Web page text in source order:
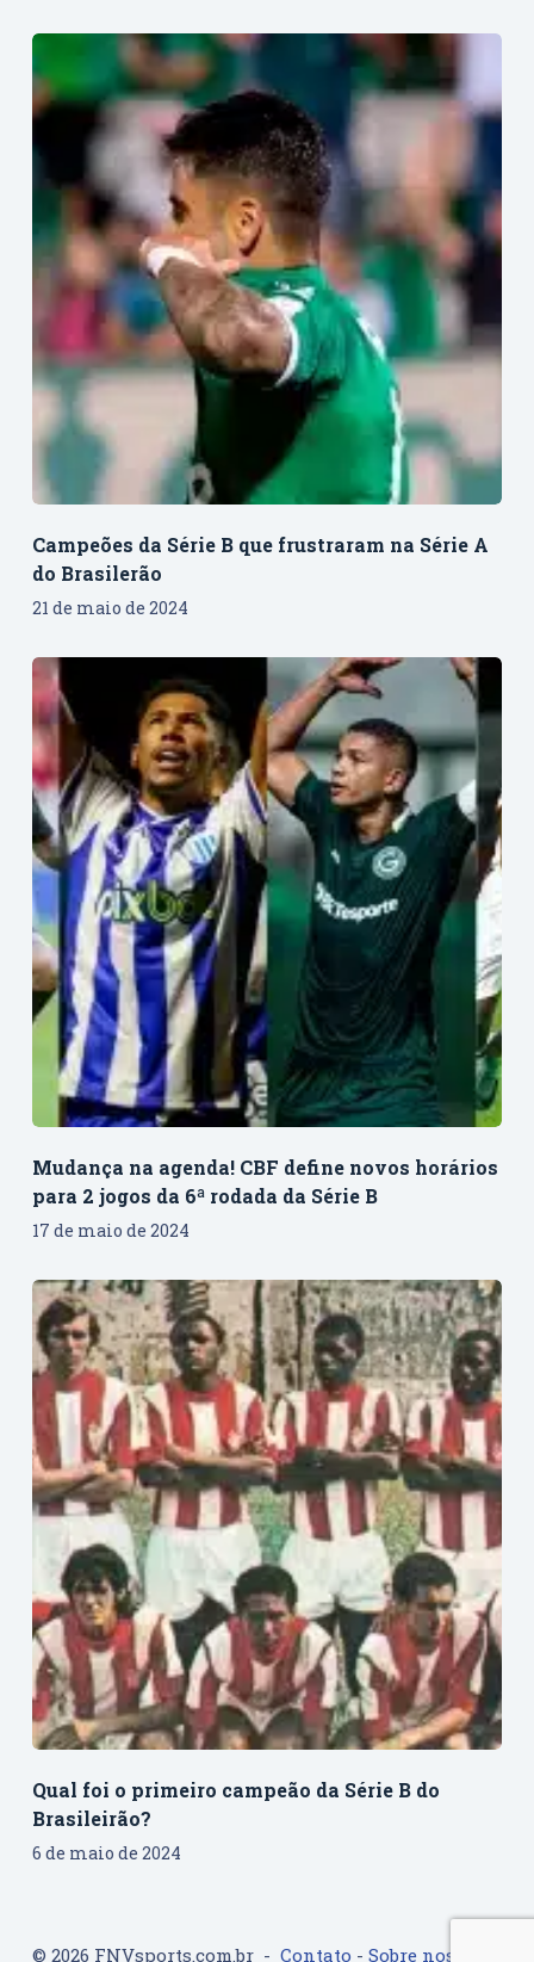
Campeões da Série B que frustraram na Série A
do Brasilerão
21 de maio de 2024
Mudança na agenda! CBF define novos horários
para 2 jogos da 6ª rodada da Série B
17 de maio de 2024
Qual foi o primeiro campeão da Série B do
Brasileirão?
6 de maio de 2024
© 2026 FNVsports.com.br - Contato - Sobre nos